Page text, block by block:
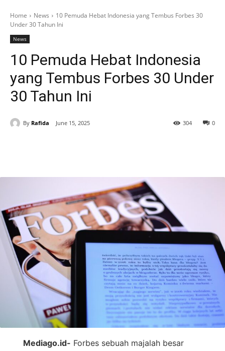
Home News
10 Pemuda Hebat Indonesia yang Tembus Forbes 30
Under 30 Tahun Ini
News
10 Pemuda Hebat Indonesia
yang Tembus Forbes 30 Under
30 Tahun Ini
By Rafida June 15, 2025 0
304
Mediago.id- Forbes sebuah majalah besar